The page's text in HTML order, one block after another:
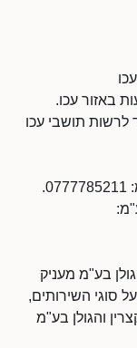
באזור עכו.
לרשות תושבי עכו
בע"מ מעניק
סוגי השירותים,
והגולן בע"מ